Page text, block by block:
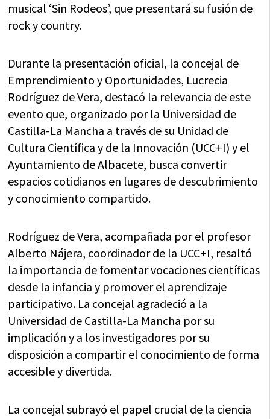
musical ‘Sin Rodeos’, que presentará su fusión de
rock y country.
Durante la presentación oficial, la concejal de
Emprendimiento y Oportunidades, Lucrecia
Rodríguez de Vera, destacó la relevancia de este
evento que, organizado por la Universidad de
Castilla-La Mancha a través de su Unidad de
Cultura Científica y de la Innovación (UCC+I) y el
Ayuntamiento de Albacete, busca convertir
espacios cotidianos en lugares de descubrimiento
y conocimiento compartido.
Rodríguez de Vera, acompañada por el profesor
Alberto Nájera, coordinador de la UCC+I, resaltó
la importancia de fomentar vocaciones científicas
desde la infancia y promover el aprendizaje
participativo. La concejal agradeció a la
Universidad de Castilla-La Mancha por su
implicación y a los investigadores por su
disposición a compartir el conocimiento de forma
accesible y divertida.
La concejal subrayó el papel crucial de la ciencia